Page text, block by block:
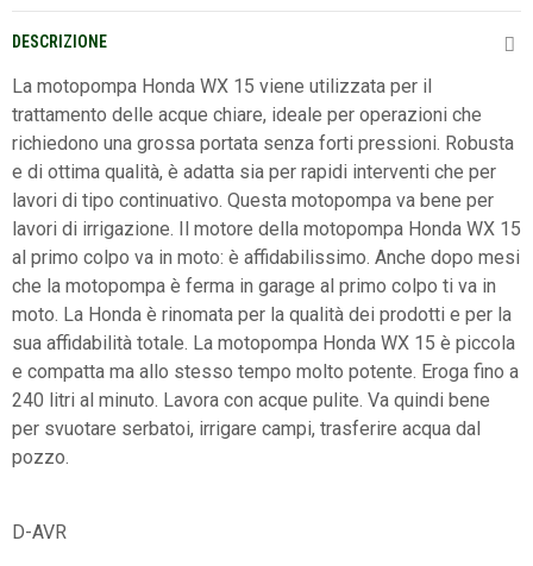
DESCRIZIONE
La motopompa Honda WX 15 viene utilizzata per il
trattamento delle acque chiare, ideale per operazioni che
richiedono una grossa portata senza forti pressioni. Robusta
e di ottima qualità, è adatta sia per rapidi interventi che per
lavori di tipo continuativo. Questa motopompa va bene per
lavori di irrigazione. Il motore della motopompa Honda WX 15
al primo colpo va in moto: è affidabilissimo. Anche dopo mesi
che la motopompa è ferma in garage al primo colpo ti va in
moto. La Honda è rinomata per la qualità dei prodotti e per la
sua affidabilità totale. La motopompa Honda WX 15 è piccola
e compatta ma allo stesso tempo molto potente. Eroga fino a
240 litri al minuto. Lavora con acque pulite. Va quindi bene
per svuotare serbatoi, irrigare campi, trasferire acqua dal
pozzo.
D-AVR